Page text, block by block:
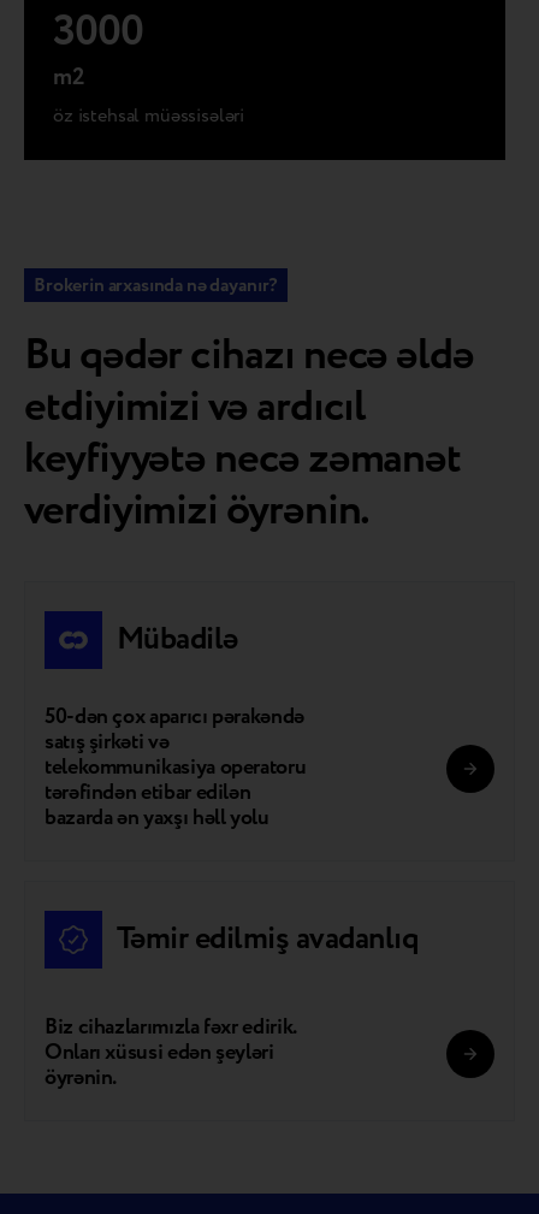
3000
m2
öz istehsal müəssisələri
Brokerin arxasında nə dayanır?
Bu qədər cihazı necə əldə
etdiyimizi və ardıcıl
keyfiyyətə necə zəmanət
verdiyimizi öyrənin.
Mübadilə
50-dən çox aparıcı pərakəndə
satış şirkəti və
telekommunikasiya operatoru
tərəfindən etibar edilən
bazarda ən yaxşı həll yolu
Təmir edilmiş avadanlıq
Biz cihazlarımızla fəxr edirik.
Onları xüsusi edən şeyləri
öyrənin.